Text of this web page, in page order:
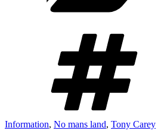
Information, No mans land, Tony Carey